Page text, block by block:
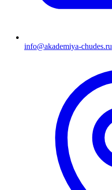
info@akademiya-chudes.ru